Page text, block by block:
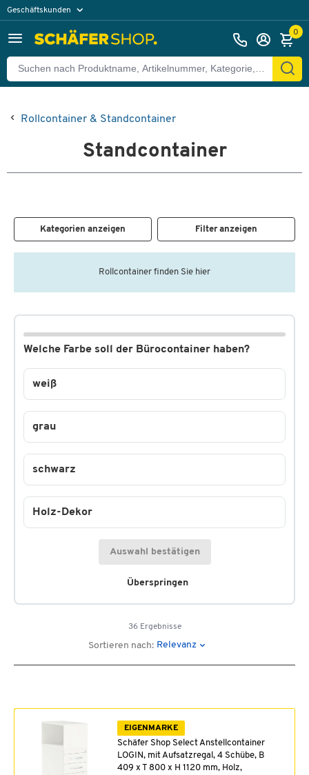
Geschäftskunden
0
Rollcontainer & Standcontainer
Standcontainer
Kategorien anzeigen Filter anzeigen
Rollcontainer finden Sie hier
Welche Farbe soll der Bürocontainer haben?
Überspringen
weiß
grau
schwarz
Holz-Dekor
Auswahl bestätigen
36 Ergebnisse
Sortieren nach: Relevanz
EIGENMARKE
Schäfer Shop Select Anstellcontainer
LOGIN, mit Aufsatzregal, 4 Schübe, B
409 x T 800 x H 1120 mm, Holz,